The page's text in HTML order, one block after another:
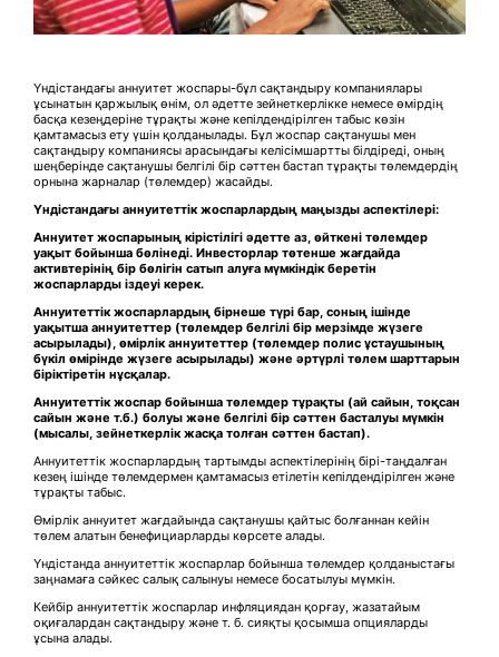
Үндістандағы аннуитет жоспары-бұл сақтандыру компаниялары
ұсынатын қаржылық өнім, ол әдетте зейнеткерлікке немесе өмірдің
басқа кезеңдеріне тұрақты және кепілдендірілген табыс көзін
қамтамасыз ету үшін қолданылады. Бұл жоспар сақтанушы мен
сақтандыру компаниясы арасындағы келісімшартты білдіреді, оның
шеңберінде сақтанушы белгілі бір сәттен бастап тұрақты төлемдердің
орнына жарналар (төлемдер) жасайды.
Үндістандағы аннуитеттік жоспарлардың маңызды аспектілері:
Аннуитет жоспарының кірістілігі әдетте аз, өйткені төлемдер
уақыт бойынша бөлінеді. Инвесторлар төтенше жағдайда
активтерінің бір бөлігін сатып алуға мүмкіндік беретін
жоспарларды іздеуі керек.
Аннуитеттік жоспарлардың бірнеше түрі бар, соның ішінде
уақытша аннуитеттер (төлемдер белгілі бір мерзімде жүзеге
асырылады), өмірлік аннуитеттер (төлемдер полис ұстаушының
бүкіл өмірінде жүзеге асырылады) және әртүрлі төлем шарттарын
біріктіретін нұсқалар.
Аннуитеттік жоспар бойынша төлемдер тұрақты (ай сайын, тоқсан
сайын және т.б.) болуы және белгілі бір сәттен басталуы мүмкін
(мысалы, зейнеткерлік жасқа толған сәттен бастап).
Аннуитеттік жоспарлардың тартымды аспектілерінің бірі-таңдалған
кезең ішінде төлемдермен қамтамасыз етілетін кепілдендірілген және
тұрақты табыс.
Өмірлік аннуитет жағдайында сақтанушы қайтыс болғаннан кейін
төлем алатын бенефициарларды көрсете алады.
Үндістанда аннуитеттік жоспарлар бойынша төлемдер қолданыстағы
заңнамаға сәйкес салық салынуы немесе босатылуы мүмкін.
Кейбір аннуитеттік жоспарлар инфляциядан қорғау, жазатайым
оқиғалардан сақтандыру және т. б. сияқты қосымша опцияларды
ұсына алады.